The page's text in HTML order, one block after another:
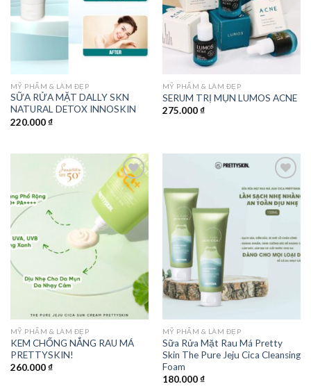
MỸ PHẨM & LÀM ĐẸP
SỮA RỬA MẶT DALLY SKN
NATURAL DETOX INNOSKIN
220.000₫
MỸ PHẨM & LÀM ĐẸP
SERUM TRỊ MỤN LUMOS ACNE
275.000₫
Add to
wishlist
MỸ PHẨM & LÀM ĐẸP
KEM CHỐNG NẮNG RAU MÁ
PRETTYSKIN!
260.000₫
Add to
MỸ PHẨM & LÀM ĐẸP
Sữa Rửa Mặt Rau Má Pretty
Skin The Pure Jeju Cica Cleansing
Foam
180.000₫